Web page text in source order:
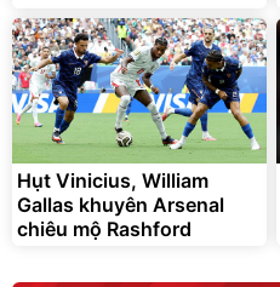
Hụt Vinicius, William
Gallas khuyên Arsenal
chiêu mộ Rashford